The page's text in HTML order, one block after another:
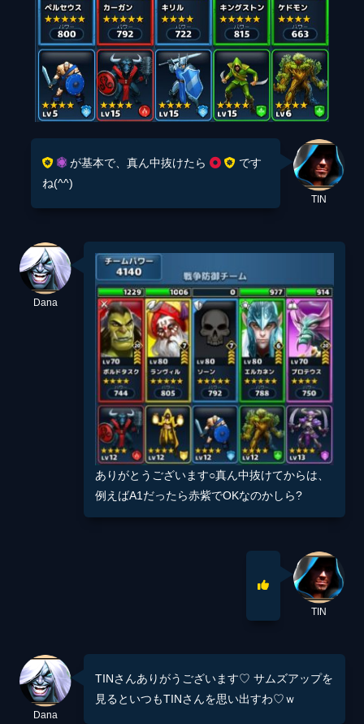
TIN
が基本で、真ん中抜けたら
です
ね(^^)
Dana
ありがとうございます○真ん中抜けてからは、
例えばA1だったら赤紫でOKなのかしら?
TIN
Dana
TINさんありがうございます♡ サムズアップを
見るといつもTINさんを思い出すわ♡ｗ